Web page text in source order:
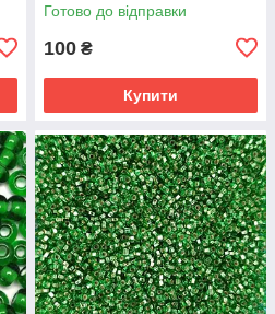
Готово до відправки
100 ₴
Купити